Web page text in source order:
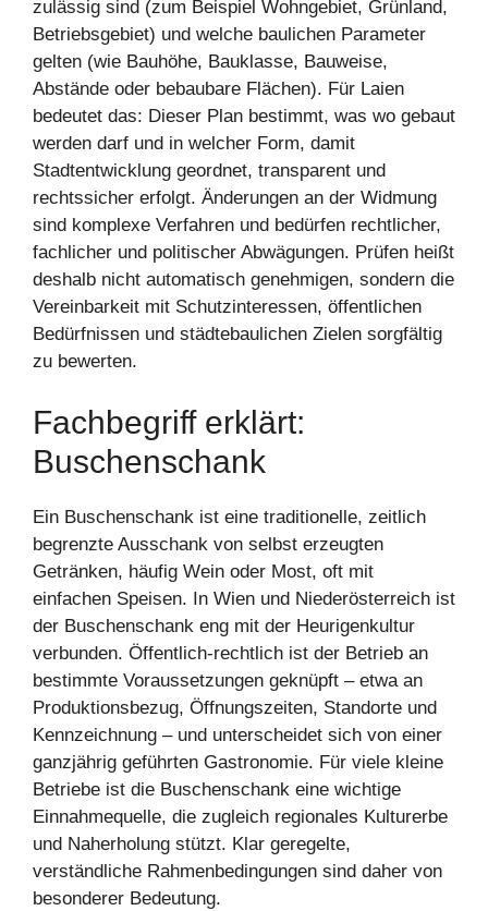
zulässig sind (zum Beispiel Wohngebiet, Grünland,
Betriebsgebiet) und welche baulichen Parameter
gelten (wie Bauhöhe, Bauklasse, Bauweise,
Abstände oder bebaubare Flächen). Für Laien
bedeutet das: Dieser Plan bestimmt, was wo gebaut
werden darf und in welcher Form, damit
Stadtentwicklung geordnet, transparent und
rechtssicher erfolgt. Änderungen an der Widmung
sind komplexe Verfahren und bedürfen rechtlicher,
fachlicher und politischer Abwägungen. Prüfen heißt
deshalb nicht automatisch genehmigen, sondern die
Vereinbarkeit mit Schutzinteressen, öffentlichen
Bedürfnissen und städtebaulichen Zielen sorgfältig
zu bewerten.
Fachbegriff erklärt:
Buschenschank
Ein Buschenschank ist eine traditionelle, zeitlich
begrenzte Ausschank von selbst erzeugten
Getränken, häufig Wein oder Most, oft mit
einfachen Speisen. In Wien und Niederösterreich ist
der Buschenschank eng mit der Heurigenkultur
verbunden. Öffentlich-rechtlich ist der Betrieb an
bestimmte Voraussetzungen geknüpft – etwa an
Produktionsbezug, Öffnungszeiten, Standorte und
Kennzeichnung – und unterscheidet sich von einer
ganzjährig geführten Gastronomie. Für viele kleine
Betriebe ist die Buschenschank eine wichtige
Einnahmequelle, die zugleich regionales Kulturerbe
und Naherholung stützt. Klar geregelte,
verständliche Rahmenbedingungen sind daher von
besonderer Bedeutung.